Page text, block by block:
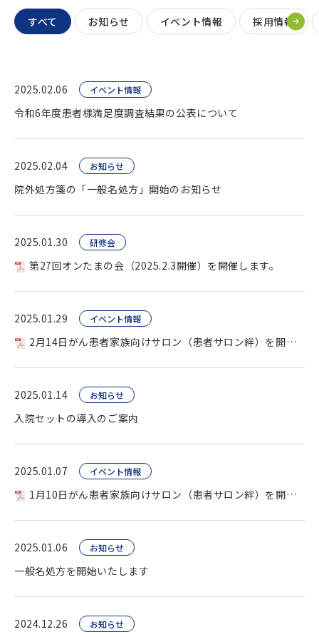
すべて お知らせ イベント情報 採用情報
2025.02.06 イベント情報
令和6年度患者様満足度調査結果の公表について
2025.02.04 お知らせ
院外処方箋の「一般名処方」開始のお知らせ
2025.01.30 研修会
第27回オンたまの会（2025.2.3開催）を開催します。
2025.01.29 イベント情報
2月14日がん患者家族向けサロン（患者サロン絆）を開催します
2025.01.14 お知らせ
入院セットの導入のご案内
2025.01.07 イベント情報
1月10日がん患者家族向けサロン（患者サロン絆）を開催します
2025.01.06 お知らせ
一般名処方を開始いたします
2024.12.26 お知らせ